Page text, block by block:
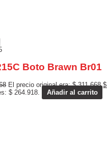
Boto Brawn Br01
El precio original era: $ 311.668.$
$ 264.918.
Añadir al carrito